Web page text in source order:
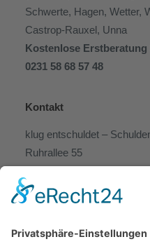
Schwerte, Hagen, Wetter,
Castrop-Rauxel, Unna
Kostenlose Erstberatung
0231 58 68 57 48
Kontakt
klug entschuldet –
Ruhrallee 55
Telefon: 01514 0375 222